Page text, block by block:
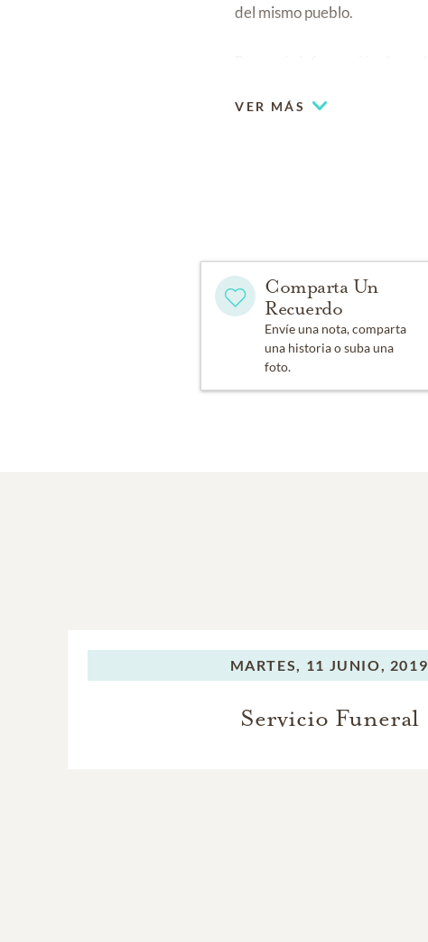
del mismo pueblo.
VER MÁS
Comparta Un
Recuerdo
Envíe una nota, comparta
una historia o suba una
foto.
MARTES, 11 JUNIO, 2019
Servicio Funeral